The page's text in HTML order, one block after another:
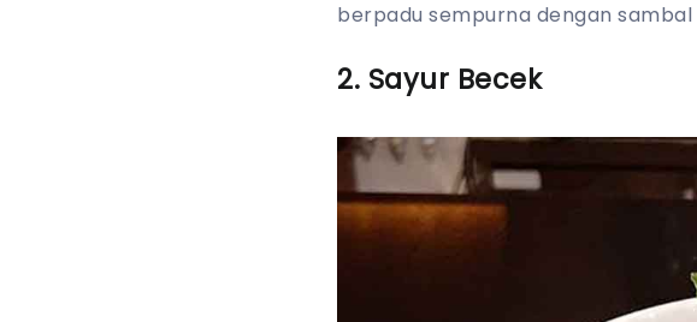
berpadu sempurna dengan sambal
2. Sayur Becek